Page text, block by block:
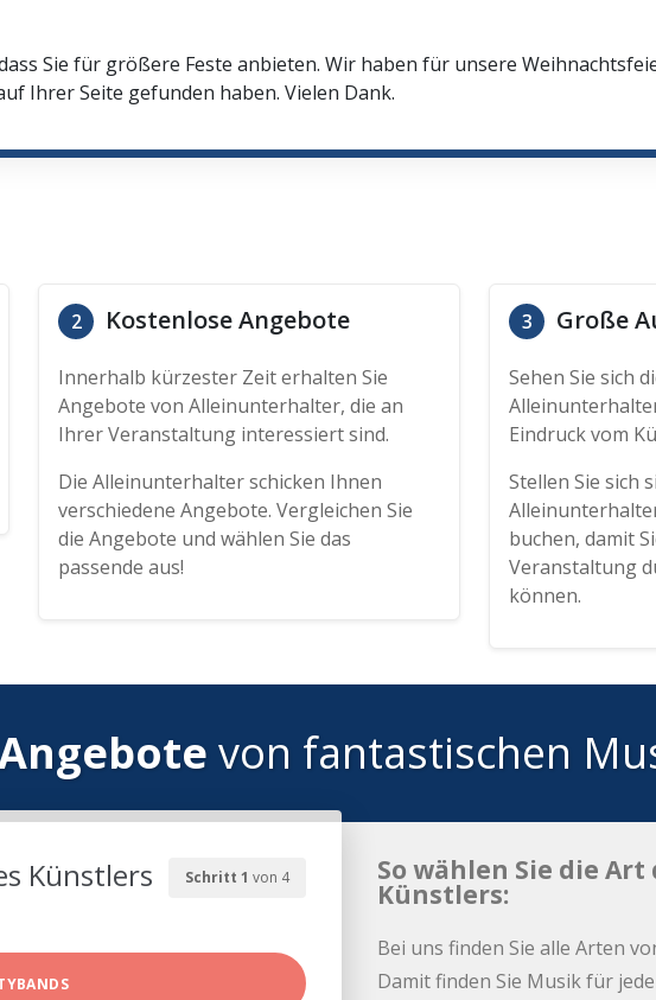
Sie für größere Feste anbieten. Wir haben für unsere
Ihrer Seite gefunden haben. Vielen Dank.
2 Kostenlose Angebote
Innerhalb kürzester Zeit erhalten Sie
Angebote von Alleinunterhalter, die an
Ihrer Veranstaltung interessiert sind.
Die Alleinunterhalter schicken Ihnen
verschiedene Angebote. Vergleichen Sie
die Angebote und wählen Sie das
passende aus!
3 Große
Sehen Sie sich
Eindruck vom
Stellen Sie sich
buchen, damit
Veranstaltung
können.
von fantastischen
Schritt 1 von 4
Künstlers
So wählen Sie die Art
Künstlers:
Bei uns finden Sie alle Arten
Damit finden Sie Musik für